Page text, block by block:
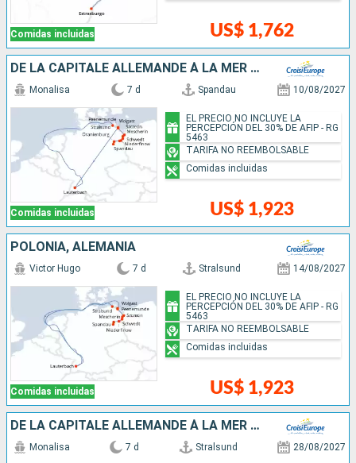
Comidas incluidas US$ 1,762
DE LA CAPITALE ALLEMANDE À LA MER BALTIQUE
Comidas incluidas
Monalisa 7 d Spandau 10/08/2027
US$ 1,923
EL PRECIO NO INCLUYE LA
PERCEPCIÓN DEL 30% DE AFIP - RG
5463
TARIFA NO REEMBOLSABLE
Comidas incluidas
POLONIA, ALEMANIA
Comidas incluidas
Victor Hugo 7 d Stralsund 14/08/2027
US$ 1,923
EL PRECIO NO INCLUYE LA
PERCEPCIÓN DEL 30% DE AFIP - RG
5463
TARIFA NO REEMBOLSABLE
Comidas incluidas
DE LA CAPITALE ALLEMANDE À LA MER BALTIQUE
Monalisa 7 d Stralsund 28/08/2027